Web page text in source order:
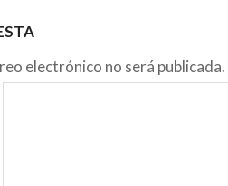
electrónico no será publicada.